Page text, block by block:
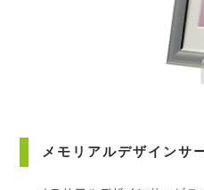
メモリアルデザインサ